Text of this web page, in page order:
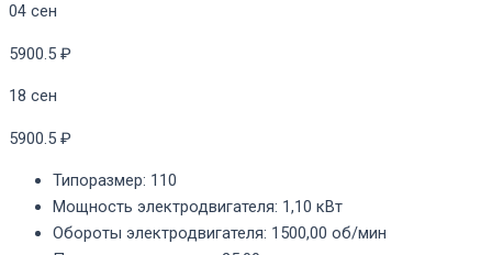
04 сен
5900.5 ₽
18 сен
5900.5 ₽
Типоразмер: 110
Мощность электродвигателя: 1,10 кВт
Обороты электродвигателя: 1500,00 об/мин